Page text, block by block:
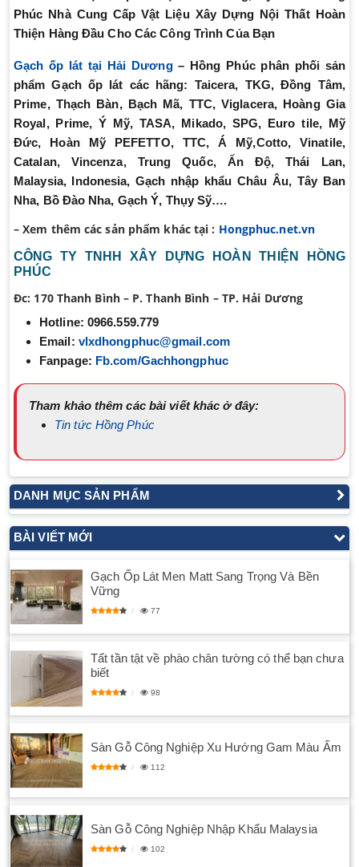
Phúc Nhà Cung Cấp Vật Liệu Xây Dựng Nội Thất Hoàn
Thiện Hàng Đầu Cho Các Công Trình Của Bạn
Gạch ốp lát tại Hải Dương– Hồng Phúc phân phối sản
phẩm Gạch ốp lát các hãng: Taicera, TKG, Đồng Tâm,
Prime, Thạch Bàn, Bạch Mã, TTC, Viglacera, Hoàng Gia
Royal, Prime, Ý Mỹ, TASA, Mikado, SPG, Euro tile, Mỹ
Đức, Hoàn Mỹ PEFETTO, TTC, Á Mỹ,Cotto, Vinatile,
Catalan, Vincenza, Trung Quốc, Ấn Độ, Thái Lan,
Malaysia, Indonesia, Gạch nhập khẩu Châu Âu, Tây Ban
Nha, Bồ Đào Nha, Gạch Ý, Thụy Sỹ….
– Xem thêm các sản phẩm khác tại : Hongphuc.net.vn
CÔNG TY TNHH XÂY DỰNG HOÀN THIỆN HỒNG
PHÚC
Đc: 170 Thanh Bình – P. Thanh Bình – TP. Hải Dương
Hotline: 0966.559.779
Email: vlxdhongphuc@gmail.com
Fanpage: Fb.com/Gachhongphuc
Tham khảo thêm các bài viết khác ở đây:
Tin tức Hồng Phúc
DANH MỤC SẢN PHẨM
BÀI VIẾT MỚI
Gạch Ốp Lát Men Matt Sang Trọng Và Bền
Vững
77
Tất tần tật về phào chân tường có thể bạn chưa
biết
98
Sàn Gỗ Công Nghiệp Xu Hướng Gam Màu Ấm
112
Sàn Gỗ Công Nghiệp Nhập Khẩu Malaysia
102